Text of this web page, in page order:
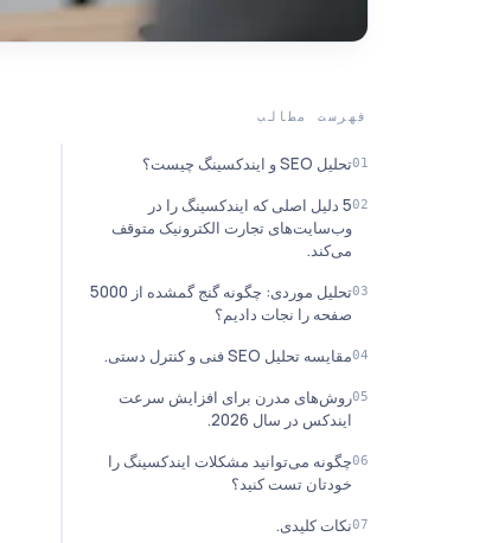
فهرست مطالب
تحلیل SEO و ایندکسینگ چیست؟
5 دلیل اصلی که ایندکسینگ را در
وب‌سایت‌های تجارت الکترونیک متوقف
می‌کند.
تحلیل موردی: چگونه گنج گمشده از 5000
صفحه را نجات دادیم؟
مقایسه تحلیل SEO فنی و کنترل دستی.
روش‌های مدرن برای افزایش سرعت
ایندکس در سال 2026.
چگونه می‌توانید مشکلات ایندکسینگ را
خودتان تست کنید؟
نکات کلیدی.